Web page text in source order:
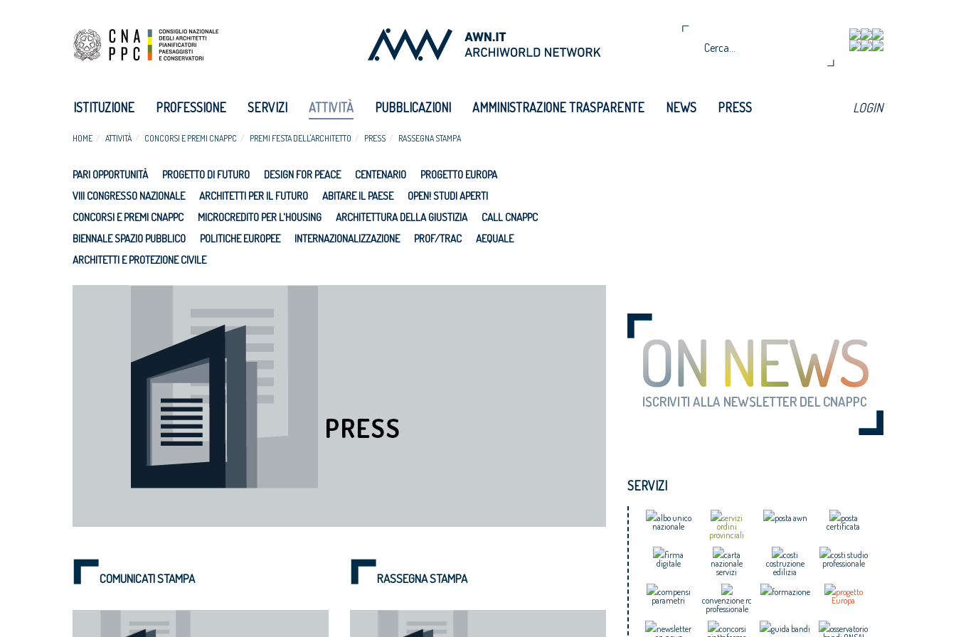
ISTITUZIONE PROFESSIONE SERVIZI ATTIVITÀ PUBBLICAZIONI AMMINISTRAZIONE TRASPARENTE NEWS PRESS LOGIN
HOME ATTIVITÀ CONCORSI E PREMI CNAPPC PREMI FESTA DELL'ARCHITETTO PRESS RASSEGNA STAMPA
PARI OPPORTUNITÀ PROGETTO DI FUTURO DESIGN FOR PEACE CENTENARIO
PROGETTO EUROPA
VIII CONGRESSO NAZIONALE
ARCHITETTI PER IL FUTURO ABITARE IL PAESE
OPEN! STUDI APERTI
CONCORSI E PREMI CNAPPC
MICROCREDITO PER L'HOUSING ARCHITETTURA DELLA GIUSTIZIA
CALL CNAPPC
BIENNALE SPAZIO PUBBLICO
POLITICHE EUROPEE INTERNAZIONALIZZAZIONE PROF/TRAC
AEQUALE
ARCHITETTI E PROTEZIONE CIVILE
COMUNICATI STAMPA RASSEGNA STAMPA
SERVIZI
albo unico
nazionale
servizi
ordini
provinciali
posta awn
posta
certificata
firma
digitale
carta
nazionale
servizi
costi
costruzione
edilizia
costi studio
professionale
compensi
parametri
convenzione rc
professionale
formazione
progetto
Europa
newsletter
concorsi
guida bandi
osservatorio